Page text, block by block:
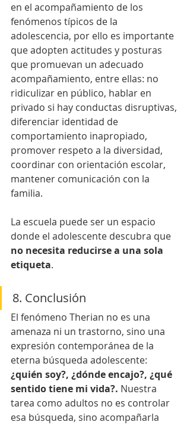
en el acompañamiento de los
fenómenos típicos de la
adolescencia, por ello es importante
que adopten actitudes y posturas
que promuevan un adecuado
acompañamiento, entre ellas: no
ridiculizar en público, hablar en
privado si hay conductas disruptivas,
diferenciar identidad de
comportamiento inapropiado,
promover respeto a la diversidad,
coordinar con orientación escolar,
mantener comunicación con la
familia.
La escuela puede ser un espacio
donde el adolescente descubra que
no necesita reducirse a una sola
etiqueta.
8. Conclusión
El fenómeno Therian no es una
amenaza ni un trastorno, sino una
expresión contemporánea de la
eterna búsqueda adolescente:
¿quién soy?, ¿dónde encajo?, ¿qué
sentido tiene mi vida?. Nuestra
tarea como adultos no es controlar
esa búsqueda, sino acompañarla